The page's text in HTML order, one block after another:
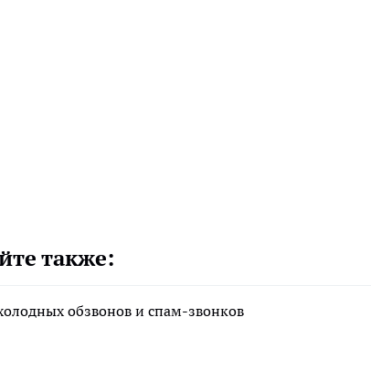
также:
обзвонов и спам-звонков